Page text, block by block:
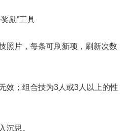
励”工具
照片，每条可刷新项，刷新次数
效；组合技为3人或3人以上的性
沉思。